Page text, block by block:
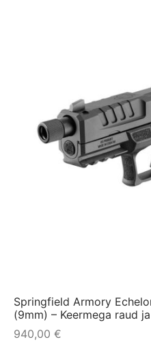
Springfield Armory
(9mm) – Keermega raud
940,00 €